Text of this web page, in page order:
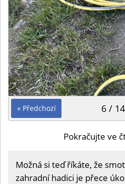
« Předchozí 6 / 14
Pokračujte ve
Možná si teď říkáte, že
zahradní hadici je přece